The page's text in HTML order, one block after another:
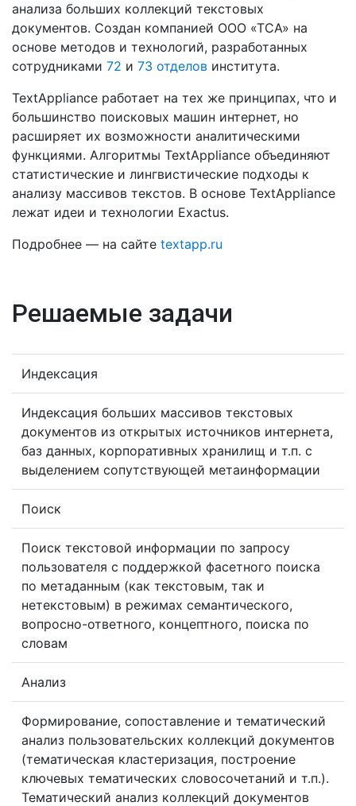
анализа больших коллекций текстовых
документов. Создан компанией ООО «ТСА» на
основе методов и технологий, разработанных
сотрудниками 72 и 73 отделов института.
TextAppliance работает на тех же принципах, что и
большинство поисковых машин интернет, но
расширяет их возможности аналитическими
функциями. Алгоритмы TextAppliance объединяют
статистические и лингвистические подходы к
анализу массивов текстов. В основе TextAppliance
лежат идеи и технологии Exactus.
Подробнее — на сайте textapp.ru
Решаемые задачи
Индексация
Индексация больших массивов текстовых
документов из открытых источников интернета,
баз данных, корпоративных хранилищ и т.п. с
выделением сопутствующей метаинформации
Поиск
Поиск текстовой информации по запросу
пользователя с поддержкой фасетного поиска
по метаданным (как текстовым, так и
нетекстовым) в режимах семантического,
вопросно-ответного, концептного, поиска по
словам
Анализ
Формирование, сопоставление и тематический
анализ пользовательских коллекций документов
(тематическая кластеризация, построение
ключевых тематических словосочетаний и т.п.).
Тематический анализ коллекций документов